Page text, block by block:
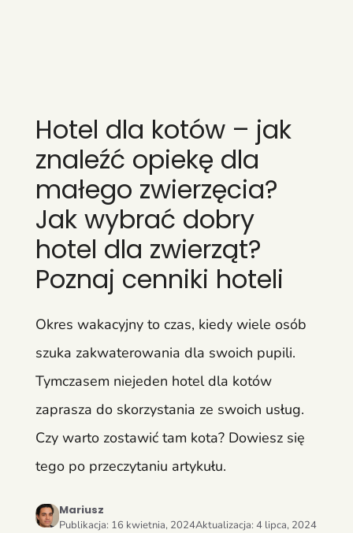
Hotel dla kotów – jak
znaleźć opiekę dla
małego zwierzęcia?
Jak wybrać dobry
hotel dla zwierząt?
Poznaj cenniki hoteli
Okres wakacyjny to czas, kiedy wiele osób
szuka zakwaterowania dla swoich pupili.
Tymczasem niejeden hotel dla kotów
zaprasza do skorzystania ze swoich usług.
Czy warto zostawić tam kota? Dowiesz się
tego po przeczytaniu artykułu.
Mariusz
Publikacja: 16 kwietnia, 2024Aktualizacja: 4 lipca, 2024